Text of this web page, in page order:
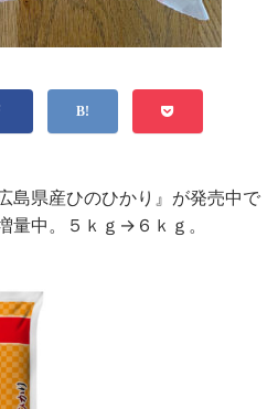
島県産ひのひかり』が発売中で
量中。５ｋｇ→６ｋｇ。